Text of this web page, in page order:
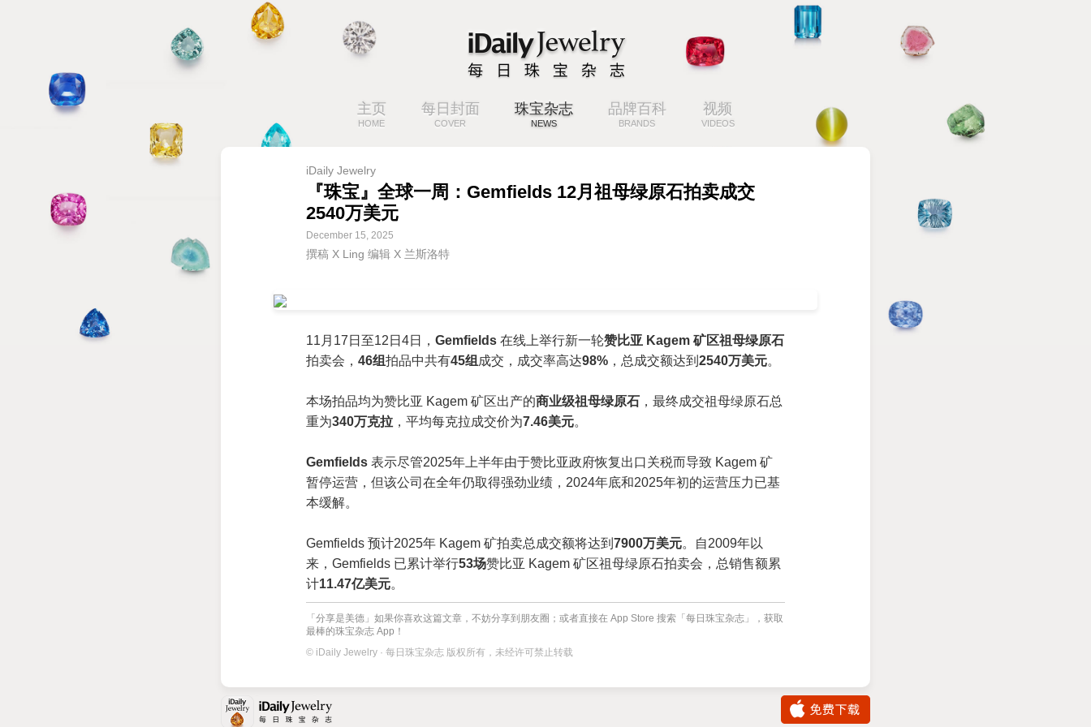
主页
HOME
每日封面
COVER
珠宝杂志
NEWS
品牌百科
BRANDS
视频
VIDEOS
iDaily Jewelry
『珠宝』全球一周：Gemfields 12月祖母绿原石拍卖成交
2540万美元
December 15, 2025
撰稿 X Ling 编辑 X 兰斯洛特
11月17日至12日4日， Gemfields 在线上举行新一轮赞比亚 Kagem 矿区祖母绿原石
拍卖会， 46组拍品中共有45组 成交，成交率高达98% ，总成交额达到 2540万美元。
本场拍品均为赞比亚 Kagem 矿区出产的商业级祖母绿原石 ，最终成交祖母绿原石总
重为340万克拉 ，平均每克拉成交价为7.46美元。
Gemfields 表示尽管2025年上半年由于赞比亚政府恢复出口关税而导致 Kagem 矿
暂停运营，但该公司在全年仍取得强劲业绩，2024年底和2025年初的运营压力已基
本缓解。
Gemfields 预计2025年 Kagem 矿拍卖总成交额将达到 7900万美元。自2009年以
来，Gemfields 已累计举行53场赞比亚 Kagem 矿区祖母绿原石拍卖会，总销售额累
计11.47亿美元。
「分享是美德」如果你喜欢这篇文章，不妨分享到朋友圈；或者直接在 App Store 搜索「每日珠宝杂志」，获取
最棒的珠宝杂志 App！
© iDaily Jewelry · 每日珠宝杂志 版权所有，未经许可禁止转载